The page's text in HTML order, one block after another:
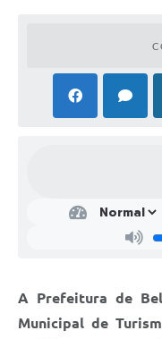
A Prefeitura de
Municipal de